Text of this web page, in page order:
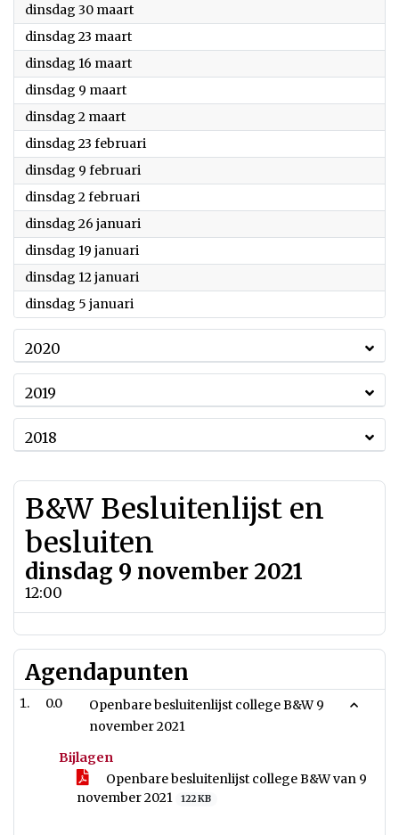
dinsdag 30 maart2021
dinsdag 23 maart2021
dinsdag 16 maart2021
dinsdag 9 maart2021
dinsdag 2 maart2021
dinsdag 23 februari
dinsdag 9 februari
dinsdag 2 februari
dinsdag 26 januari
dinsdag 19 januari
dinsdag 12 januari
dinsdag 5 januari
2020
2019
2018
B&W Besluitenlijst en
besluiten
dinsdag 9 november 2021
12:00
Agendapunten
0.0
Openbare besluitenlijst college B&W 9
november 2021
Bijlagen
Openbare besluitenlijst college B&W van 9
november 2021
122 KB